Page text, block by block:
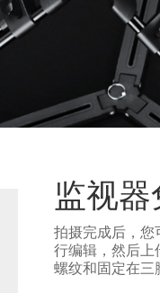
监视
拍摄完成后，您
行编辑，然后上
螺纹和固定在三